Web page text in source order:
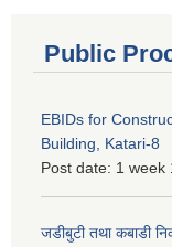
Public
EBIDs for
Building, Katari-8
Post date: 1 week
जडीबुटी तथा कबाडी